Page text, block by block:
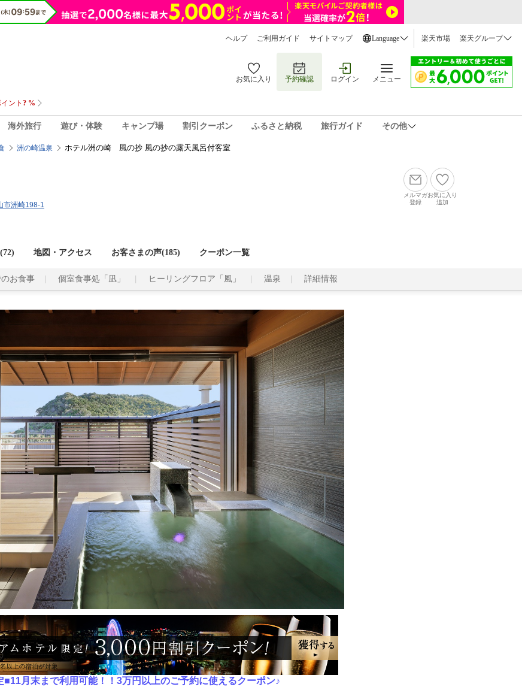
ヘルプ ご利用ガイド サイトマップ Language 楽天市場 楽天グループ
お気に入り 予約確認 ログイン メニュー
海外旅行 遊び・体験 キャンプ場 割引クーポン ふるさと納税 旅行ガイド その他
洲の崎温泉 ホテル洲の崎 風の抄 風の抄の露天風呂付客室
市洲崎198-1
メルマガ
登録
お気に入り
追加
地図・アクセス お客さまの声(185) クーポン一覧
お食事 個室食事処「凪」 ヒーリングフロア「風」 温泉 詳細情報
■11月末まで利用可能！！3万円以上のご予約に使えるクーポン♪